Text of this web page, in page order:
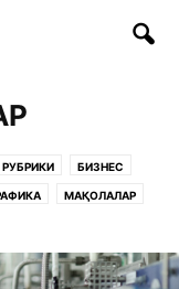
РУБРИКИ БИЗНЕС
МАҚОЛАЛАР
ТЕЛЕКОММУНИКАЦИЯ
ФИКРЛАР